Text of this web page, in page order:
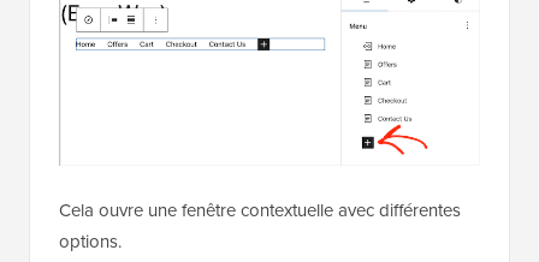
Cela ouvre une fenêtre contextuelle avec différentes
options.